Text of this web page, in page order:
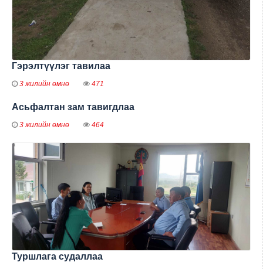
Гэрэлтүүлэг тавилаа
3 жилийн өмнө 471
Асьфалтан зам тавигдлаа
3 жилийн өмнө 464
Туршлага судаллаа